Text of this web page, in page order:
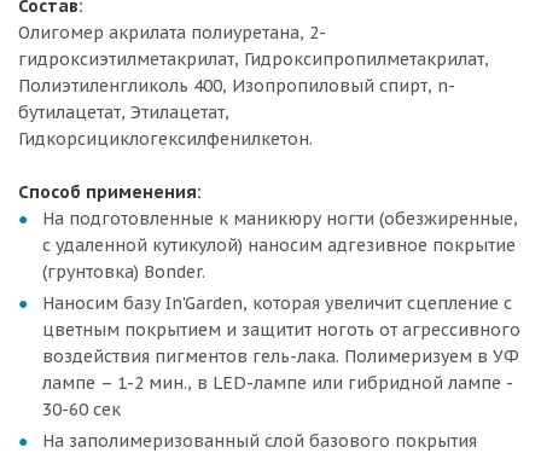
Состав:
Олигомер акрилата полиуретана, 2-
гидроксиэтилметакрилат, Гидроксипропилметакрилат,
Полиэтиленгликоль 400, Изопропиловый спирт, n-
бутилацетат, Этилацетат,
Гидкорсициклогексилфенилкетон.
Способ применения:
На подготовленные к маникюру ногти (обезжиренные,
с удаленной кутикулой) наносим адгезивное покрытие
(грунтовка) Bonder.
Наносим базу In'Garden, которая увеличит сцепление с
цветным покрытием и защитит ноготь от агрессивного
воздействия пигментов гель-лака. Полимеризуем в УФ
лампе – 1-2 мин., в LED-лампе или гибридной лампе -
30-60 сек
На заполимеризованный слой базового покрытия